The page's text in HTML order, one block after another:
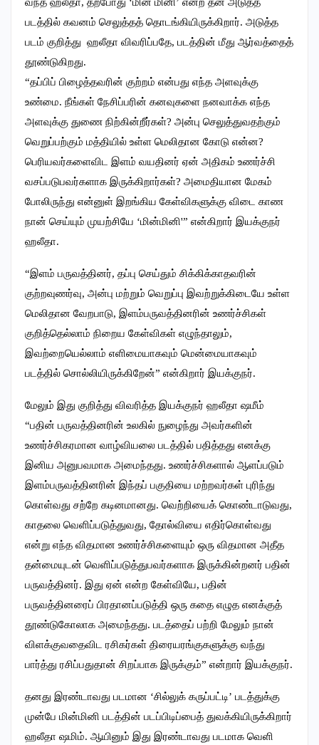
படத்தில் கவனம் செலுத்தத் தொடங்கியிருக்கிறார். அடுத்த
படம் குறித்து ஹலீதா விவரிப்பதே, படத்தின் மீது ஆர்வத்தைத்
தூண்டுகிறது.
“தப்பிப் பிழைத்தவரின் குற்றம் என்பது எந்த அளவுக்கு
உண்மை. நீங்கள் நேசிப்பரின் கனவுகளை நனவாக்க எந்த
அளவுக்கு துணை நிற்கின்றீர்கள்? அன்பு செலுத்துவதற்கும்
வெறுப்பற்கும் மத்தியில் உள்ள மெலிதான கோடு என்ன?
பெரியவர்களைவிட இளம் வயதினர் ஏன் அதிகம் உணர்ச்சி
வசப்படுபவர்களாக இருக்கிறார்கள்? அமைதியான மேகம்
போலிருந்து என்னுள் இறங்கிய கேள்விகளுக்கு விடை காண
நான் செய்யும் முயற்சியே ‘மின்மினி'” என்கிறார் இயக்குநர்
ஹலீதா.
“இளம் பருவத்தினர், தப்பு செய்தும் சிக்கிக்காதவரின்
குற்றவுணர்வு, அன்பு மற்றும் வெறுப்பு இவற்றுக்கிடையே உள்ள
மெலிதான வேறபாடு, இளம்பருவத்தினரின் உணர்ச்சிகள்
குறித்தெல்லாம் நிறைய கேள்விகள் எழுந்தாலும்,
இவற்றையெல்லாம் எளிமையாகவும் மென்மையாகவும்
படத்தில் சொல்லியிருக்கிறேன்” என்கிறார் இயக்குநர்.
மேலும் இது குறித்து விவரித்த இயக்குநர் ஹலீதா ஷமீம்
“பதின் பருவத்தினரின் உலகில் நுழைந்து அவர்களின்
உணர்ச்சிகரமான வாழ்வியலை படத்தில் பதித்தது எனக்கு
இனிய அனுபவமாக அமைந்தது. உணர்ச்சிகளால் ஆளப்படும்
இளம்பருவத்தினரின் இந்தப் பகுதியை மற்றவர்கள் புரிந்து
கொள்வது சற்றே கடினமானது. வெற்றியைக் கொண்டாடுவது,
காதலை வெளிப்படுத்துவது, தோல்வியை எதிர்கொள்வது
என்று எந்த விதமான உணர்ச்சிகளையும் ஒரு விதமான அதீத
தன்மையுடன் வெளிப்படுத்துபவர்களாக இருக்கின்றனர் பதின்
பருவத்தினர். இது ஏன் என்ற கேள்வியே, பதின்
பருவத்தினரைப் பிரதானப்படுத்தி ஒரு கதை எழுத எனக்குத்
தூண்டுகோலாக அமைந்தது. படத்தைப் பற்றி மேலும் நான்
விளக்குவதைவிட ரசிகர்கள் திரையரங்குகளுக்கு வந்து
பார்த்து ரசிப்பதுதான் சிறப்பாக இருக்கும்” என்றார் இயக்குநர்.
தனது இரண்டாவது படமான ‘சில்லுக் கருப்பட்டி’ படத்துக்கு
முன்பே மின்மினி படத்தின் படப்பிடிப்பைத் துவக்கியிருக்கிறார்
ஹலீதா ஷமிம். ஆயினும் இது இரண்டாவது படமாக வெளி